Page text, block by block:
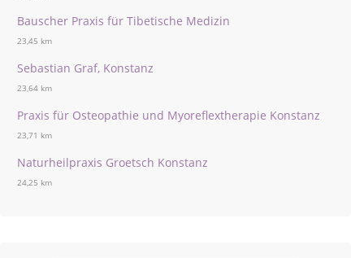
Bauscher Praxis für Tibetische Medizin
23,45 km
Sebastian Graf, Konstanz
23,64 km
Praxis für Osteopathie und Myoreflextherapie Konstanz
23,71 km
Naturheilpraxis Groetsch Konstanz
24,25 km